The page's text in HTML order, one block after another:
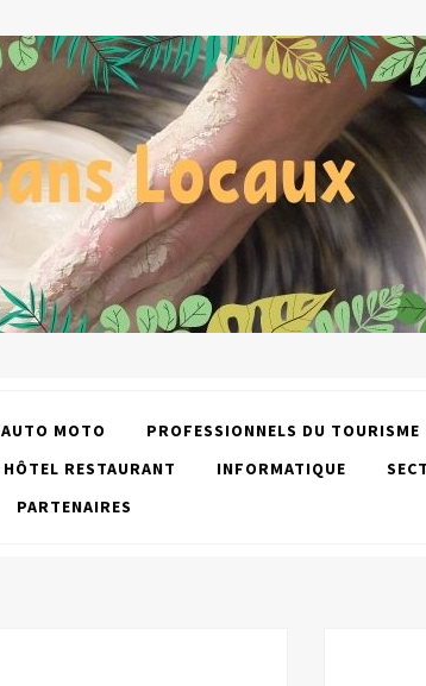
AUTO MOTO PROFESSIONNELS DU TOURISME
HÔTEL RESTAURANT INFORMATIQUE
PARTENAIRES